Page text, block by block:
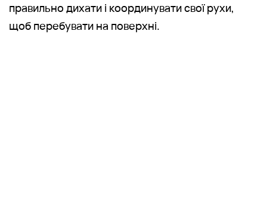
правильно дихати і координувати свої рухи,
щоб перебувати на поверхні.